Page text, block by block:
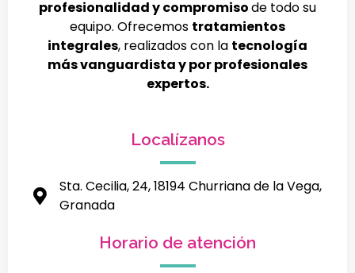
profesionalidad y compromisode todo su
equipo. Ofrecemos tratamientos
integrales, realizados con la tecnología
más vanguardista y por profesionales
expertos.
Localízanos
Sta. Cecilia, 24, 18194 Churriana de la Vega,
Granada
Horario de atención